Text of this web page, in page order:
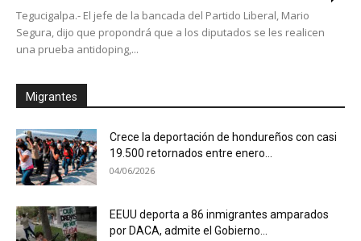
Tegucigalpa.- El jefe de la bancada del Partido Liberal, Mario
Segura, dijo que propondrá que a los diputados se les realicen
una prueba antidoping,...
Migrantes
Crece la deportación de hondureños con casi
19.500 retornados entre enero...
04/06/2026
EEUU deporta a 86 inmigrantes amparados
por DACA, admite el Gobierno...